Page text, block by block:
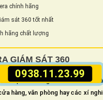
0938.11.23.99
chính hãng
sát 360 tốt nhất
hãng chất lượng
GIÁM SÁT 360
lắp camera giám sát an ninh
hàng, văn phòng hay các xí